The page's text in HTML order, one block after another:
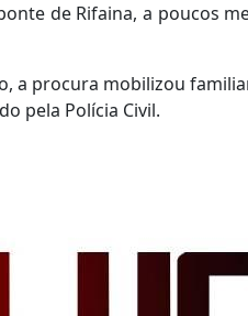
de Rifaina, a poucos
a procura mobilizou
pela Polícia Civil.